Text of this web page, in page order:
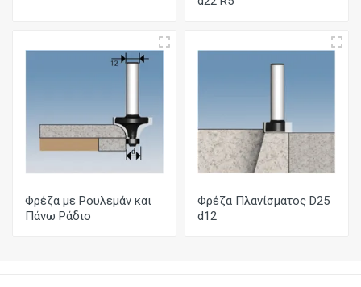
Φρέζα με Ρουλεμάν και
Πάνω Ράδιο
Φρέζα Πλανίσματος D25
d12